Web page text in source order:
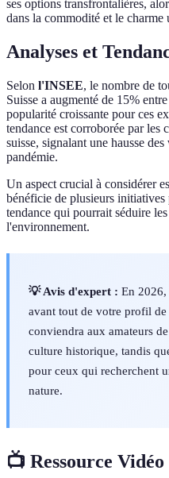
ses options transfrontalières,
dans la commodité et le charme
Analyses et
Selon l'INSEE, le nombre de
Suisse a augmenté de 15%
popularité croissante pour ces
tendance est corroborée par
suisse, signalant une hausse
pandémie.
Un aspect crucial à considérer
bénéficie de plusieurs
tendance qui pourrait séduire
l'environnement.
💡 Avis d'expert : En
avant tout de votre profil
conviendra aux amateurs
culture historique, tandis
pour ceux qui recherchent
nature.
📺 Ressource Vidéo